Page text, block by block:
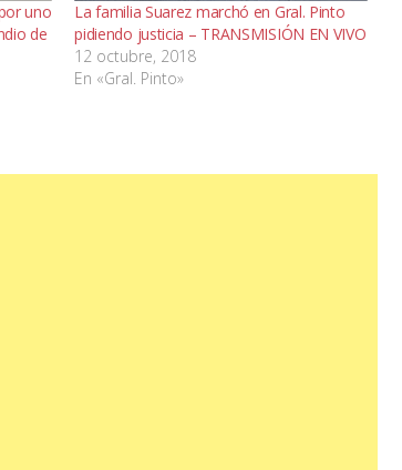
uno
de
La familia Suarez marchó en Gral. Pinto
pidiendo justicia – TRANSMISIÓN EN VIVO
12 octubre, 2018
En «Gral. Pinto»